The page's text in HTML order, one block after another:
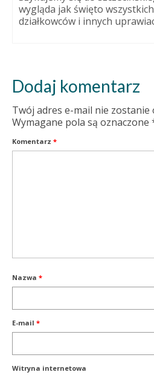
wygląda jak święto
działkowców i innych
Dodaj komentarz
Twój adres e-mail nie zostanie
Wymagane pola są oznaczone
Komentarz *
Nazwa *
E-mail *
Witryna internetowa